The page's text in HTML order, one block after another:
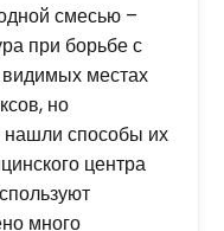
смесью –
при борьбе с
местах
но
способы их
центра
много